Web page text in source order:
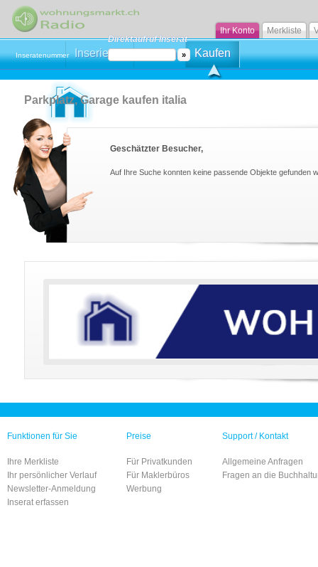
Ihr Konto Merkliste
Inserieren Mieten Kaufen
Direktaufruf Inserat
Inseratenummer
Parkplatz, Garage kaufen italia
Geschätzter Besucher,
Auf Ihre Suche konnten keine passende Objekte gefunden
Funktionen für Sie
Ihre Merkliste
Ihr persönlicher Verlauf
Newsletter-Anmeldung
Inserat erfassen
Preise
Für Privatkunden
Für Maklerbüros
Werbung
Support / Kontakt
Allgemeine Anfragen
Fragen an die